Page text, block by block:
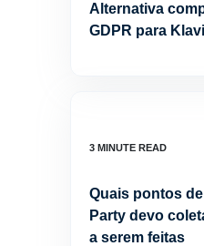
Alternativa
GDPR para
Quais pontos
Party devo
a serem feitas